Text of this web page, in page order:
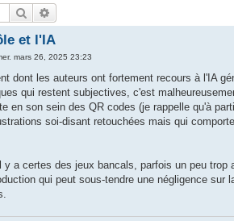
Rechercher
et l'IA
mars 26, 2025 23:23
dont les auteurs ont fortement recours à l'IA
qui restent subjectives, c'est
en son sein des QR codes (je rappelle qu'à
soi-disant retouchées mais qui
a certes des jeux bancals, parfois un peu
qui peut sous-tendre une négligence